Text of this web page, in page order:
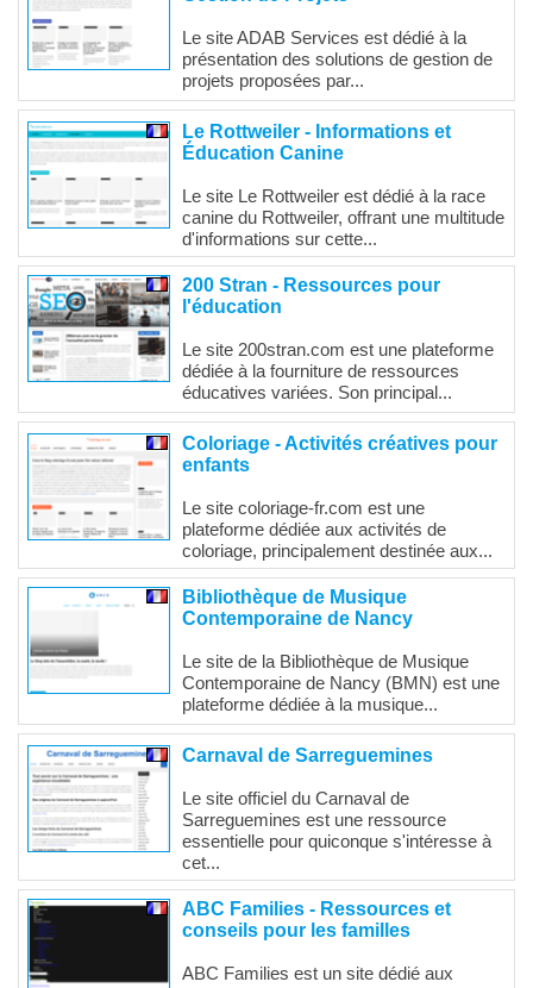
Le site ADAB Services est dédié à la
présentation des solutions de gestion de
projets proposées par...
Le Rottweiler - Informations et
Éducation Canine
Le site Le Rottweiler est dédié à la race
canine du Rottweiler, offrant une multitude
d'informations sur cette...
200 Stran - Ressources pour
l'éducation
Le site 200stran.com est une plateforme
dédiée à la fourniture de ressources
éducatives variées. Son principal...
Coloriage - Activités créatives pour
enfants
Le site coloriage-fr.com est une
plateforme dédiée aux activités de
coloriage, principalement destinée aux...
Bibliothèque de Musique
Contemporaine de Nancy
Le site de la Bibliothèque de Musique
Contemporaine de Nancy (BMN) est une
plateforme dédiée à la musique...
Carnaval de Sarreguemines
Le site officiel du Carnaval de
Sarreguemines est une ressource
essentielle pour quiconque s'intéresse à
cet...
ABC Families - Ressources et
conseils pour les familles
ABC Families est un site dédié aux